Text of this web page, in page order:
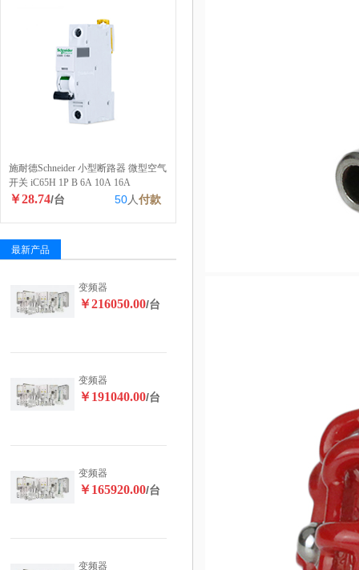
施耐德Schneider 小型断路器 微型空气
开关 iC65H 1P B 6A 10A 16A
￥28.74/台 50人付款
最新产品
变频器
￥216050.00/台
变频器
￥191040.00/台
变频器
￥165920.00/台
变频器